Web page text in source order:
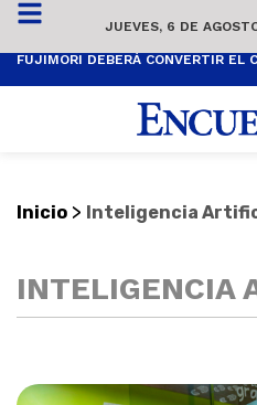
JUEVES, 6 DE
Inicio > Inteligencia
INTELIGENCIA